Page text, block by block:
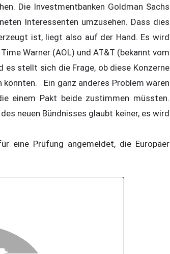
Die Investmentbanken Goldman Sachs
Interessenten umzusehen. Dass dies
ist, liegt also auf der Hand. Es wird
Warner (AOL) und AT&T (bekannt vom
es stellt sich die Frage, ob diese Konzerne
Ein ganz anderes Problem wären
einem Pakt beide zustimmen müssten.
neuen Bündnisses glaubt keiner, es wird
eine Prüfung angemeldet, die Europäer